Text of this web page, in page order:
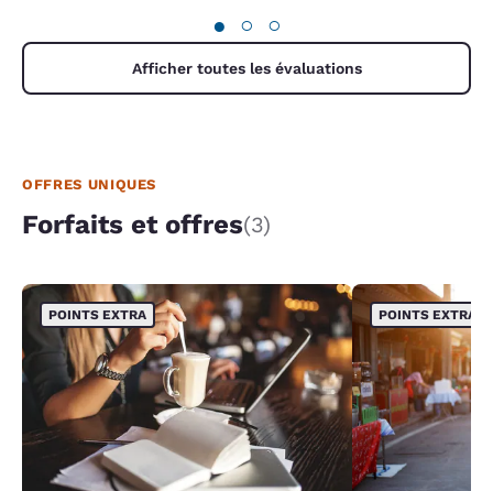
● ○ ○
Afficher toutes les évaluations
OFFRES UNIQUES
Forfaits et offres(3)
POINTS EXTRA POINTS EXTRA